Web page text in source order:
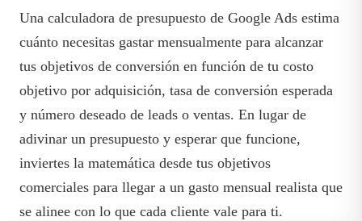
Una calculadora de presupuesto de Google Ads estima
cuánto necesitas gastar mensualmente para alcanzar
tus objetivos de conversión en función de tu costo
objetivo por adquisición, tasa de conversión esperada
y número deseado de leads o ventas. En lugar de
adivinar un presupuesto y esperar que funcione,
inviertes la matemática desde tus objetivos
comerciales para llegar a un gasto mensual realista que
se alinee con lo que cada cliente vale para ti.